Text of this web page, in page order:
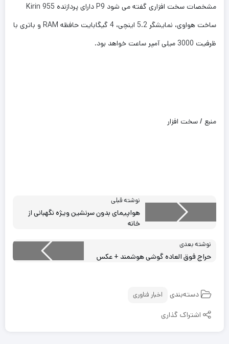
مشخصات سخت افزاری گفته می شود P9 دارای پردازنده Kirin 955
ساخت هواوی، نمایشگر 5.2 اینچی، 4 گیگابایت حافظه RAM و باتری با
ظرفیت 3000 میلی آمپر ساعت خواهد بود.
منبع / سخت افزار
نوشته قبلی
هواپیمای بدون سرنشین ویژه نگهبانی از
خانه
نوشته بعدی
حراج فوق العاده گوشی هوشمند + عکس
دسته‌بندی اخبار فناوری
اشتراک گذاری